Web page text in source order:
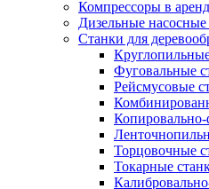
Компрессоры в
Дизельные насосные
Станки для
Фуговальные
Рейсмусовые
Копировально-
Торцовочные
Токарные